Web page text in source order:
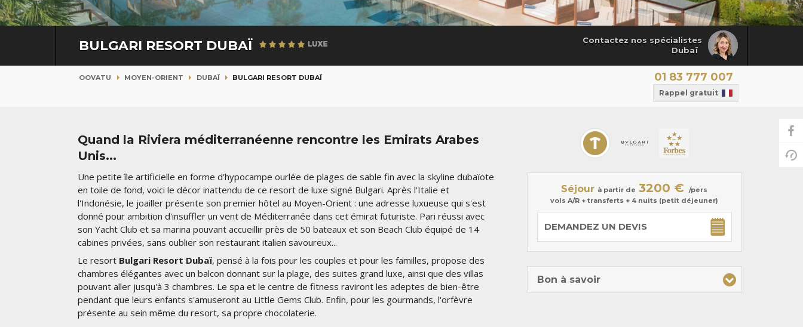
BULGARI RESORT DUBAÏ
Contactez nos spécialistes
Dubaï
OOVATU MOYEN-ORIENT DUBAÏ BULGARI RESORT DUBAÏ 01 83 777 007
Rappel gratuit
Quand la Riviera méditerranéenne rencontre les Emirats Arabes
Unis...
Une petite île artificielle en forme d'hypocampe ourlée de plages de sable fin avec la skyline dubaïote
en toile de fond, voici le décor inattendu de ce resort de luxe signé Bulgari. Après l'Italie et
l'Indonésie, le joailler présente son premier hôtel au Moyen-Orient : une adresse luxueuse qui s'est
donné pour ambition d'insuffler un vent de Méditerranée dans cet émirat futuriste. Pari réussi avec
son Yacht Club et sa marina pouvant accueillir près de 50 bateaux et son Beach Club équipé de 14
cabines privées, sans oublier son restaurant italien savoureux...
Le resort Bulgari Resort Dubaï, pensé à la fois pour les couples et pour les familles, propose des
chambres élégantes avec un balcon donnant sur la plage, des suites grand luxe, ainsi que des villas
pouvant aller jusqu'à 3 chambres. Le spa et le centre de fitness raviront les adeptes de bien-être
pendant que leurs enfants s'amuseront au Little Gems Club. Enfin, pour les gourmands, l'orfèvre
présente au sein même du resort, sa propre chocolaterie.
Séjour à partir de 3200 € /pers
vols A/R + transferts + 4 nuits (petit déjeuner)
DEMANDEZ UN DEVIS
Bon à savoir